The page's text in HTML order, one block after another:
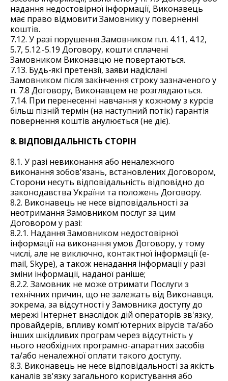
надання недостовірної інформації, Виконавець
має право відмовити Замовнику у поверненні
коштів.
7.12. У разі порушення Замовником п.п. 4.11, 4.12,
5.7, 5.12.-5.19 Договору, кошти сплачені
Замовником Виконавцю не повертаються.
7.13. Будь-які претензії, заяви надіслані
Замовником після закінчення строку зазначеного у
п. 7.8 Договору, Виконавцем не розглядаються.
7.14. При перенесенні навчання у кожному з курсів
більш пізній термін (на наступний потік) гарантія
повернення коштів анулюється (не діє).
8. ВІДПОВІДАЛЬНІСТЬ СТОРІН
8.1. У разі невиконання або неналежного
виконання зобов'язань, встановлених Договором,
Сторони несуть відповідальність відповідно до
законодавства України та положень Договору.
8.2. Виконавець не несе відповідальності за
неотримання Замовником послуг за цим
Договором у разі:
8.2.1. Надання Замовником недостовірної
інформації на виконання умов Договору, у тому
числі, але не виключно, контактної інформації (e-
mail, Skype), а також ненадання інформації у разі
зміни інформації, наданої раніше;
8.2.2. Замовник не може отримати Послуги з
технічних причин, що не залежать від Виконавця,
зокрема, за відсутності у Замовника доступу до
мережі Інтернет внаслідок дій операторів зв'язку,
провайдерів, впливу комп'ютерних вірусів та/або
інших шкідливих програм через відсутність у
нього необхідних програмно-апаратних засобів
та/або неналежної оплати такого доступу.
8.3. Виконавець не несе відповідальності за якість
каналів зв'язку загального користування або